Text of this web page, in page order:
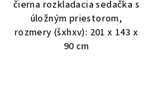
čierna rozkladacia sedačka s
úložným priestorom,
rozmery (šxhxv): 201 x 143 x
90 cm